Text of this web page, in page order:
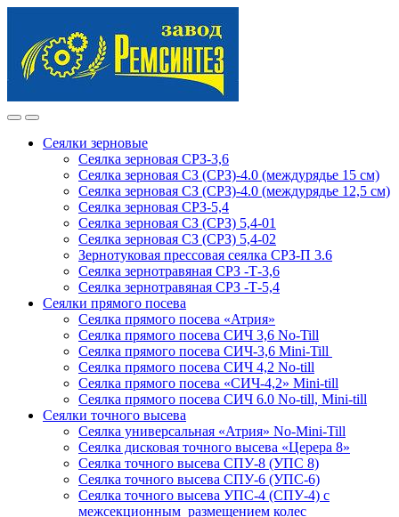
navigation
content
Сеялки зерновые
Сеялка зерновая СРЗ-3,6
Сеялка зерновая СЗ (СРЗ)-4.0 (междурядье 15 см)
Сеялка зерновая СЗ (СРЗ)-4.0 (междурядье 12,5 см)
Сеялка зерновая СРЗ-5,4
Сеялка зерновая СЗ (СРЗ) 5,4-01
Сеялка зерновая СЗ (СРЗ) 5,4-02
Зернотуковая прессовая сеялка СРЗ-П 3.6
Сеялка зернотравяная СРЗ -Т-3,6
Сеялка зернотравяная СРЗ -Т-5,4
Сеялки прямого посева
Сеялка прямого посева «Атрия»
Сеялка прямого посева СИЧ 3,6 No-Till
Сеялка прямого посева СИЧ-3,6 Mini-Till
Сеялка прямого посева СИЧ 4,2 No-till
Сеялка прямого посева «СИЧ-4,2» Mini-till
Сеялка прямого посева СИЧ 6.0 No-till, Mini-till
Сеялки точного высева
Сеялка универсальная «Атрия» No-Mini-Till
Сеялка дисковая точного высева «Церера 8»
Сеялка точного высева СПУ-8 (УПС 8)
Сеялка точного высева СПУ-6 (УПС-6)
Сеялка точного высева УПС-4 (СПУ-4) с
межсекционным размещением колес